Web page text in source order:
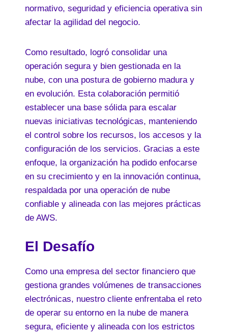
normativo, seguridad y eficiencia operativa sin
afectar la agilidad del negocio.
Como resultado, logró consolidar una
operación segura y bien gestionada en la
nube, con una postura de gobierno madura y
en evolución. Esta colaboración permitió
establecer una base sólida para escalar
nuevas iniciativas tecnológicas, manteniendo
el control sobre los recursos, los accesos y la
configuración de los servicios. Gracias a este
enfoque, la organización ha podido enfocarse
en su crecimiento y en la innovación continua,
respaldada por una operación de nube
confiable y alineada con las mejores prácticas
de AWS.
El Desafío
Como una empresa del sector financiero que
gestiona grandes volúmenes de transacciones
electrónicas, nuestro cliente enfrentaba el reto
de operar su entorno en la nube de manera
segura, eficiente y alineada con los estrictos